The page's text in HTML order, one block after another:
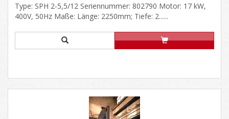
Type: SPH 2-5,5/12 Seriennummer: 802790 Motor: 17 kW,
400V, 50Hz Maße: Länge: 2250mm; Tiefe: 2......